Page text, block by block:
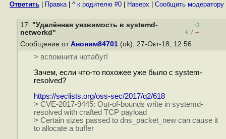
Ответить Правка| ^ к родителю #0 Наверх Cообщить модератору
17. "Удалённая уязвимость в systemd-
networkd"
+3
+ / –
Сообщение от Аноним84701 (ok), 27-Окт-18, 12:56
> вспомнити нотабуг!
Зачем, если что-то похожее уже было с system-
resolved?
https://seclists.org/oss-sec/2017/q2/618
> CVE-2017-9445: Out-of-bounds write in systemd-
resolved with crafted TCP payload
> Certain sizes passed to dns_packet_new can cause it
to allocate a buffer